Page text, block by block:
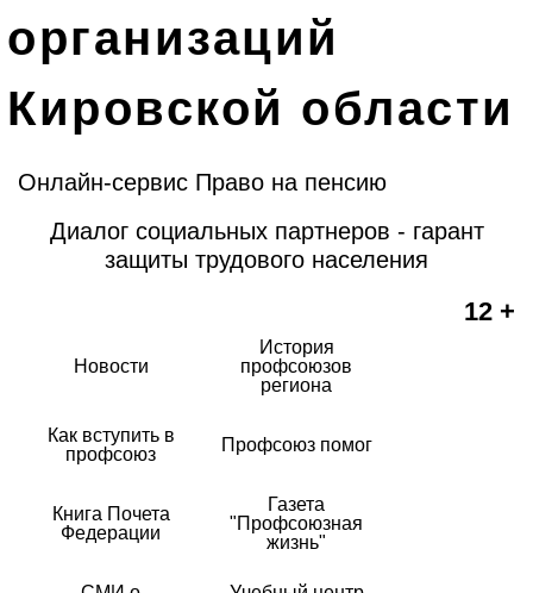
организаций
Кировской области
Онлайн-сервис Право на пенсию
Диалог социальных партнеров - гарант
защиты трудового населения
12 +
Новости
История
профсоюзов
региона
Как вступить в
профсоюз
Профсоюз помог
Книга Почета
Федерации
Газета
"Профсоюзная
жизнь"